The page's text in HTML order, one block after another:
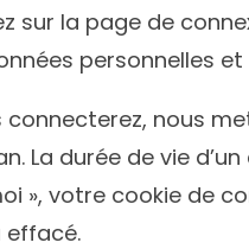
sur la page de
personnelles
connecterez, nous
La durée de vie
», votre cookie de
effacé.